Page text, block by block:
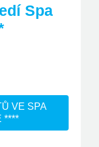
Spa
VE SPA
****